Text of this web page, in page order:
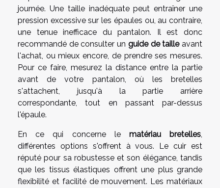
journée. Une taille inadéquate peut entraîner une
pression excessive sur les épaules ou, au contraire,
une tenue inefficace du pantalon. Il est donc
recommandé de consulter un guide de tailleavant
l'achat, ou mieux encore, de prendre ses mesures.
Pour ce faire, mesurez la distance entre la partie
avant de votre pantalon, où les bretelles
s'attachent, jusqu'à la partie arrière
correspondante, tout en passant par-dessus
l'épaule.
En ce qui concerne le matériau bretelles,
différentes options s'offrent à vous. Le cuir est
réputé pour sa robustesse et son élégance, tandis
que les tissus élastiques offrent une plus grande
flexibilité et facilité de mouvement. Les matériaux